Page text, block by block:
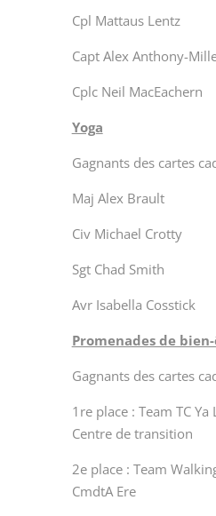
Cpl Mattaus Lentz
Capt Alex Anthony-
Cplc Neil MacEachern
Yoga
Gagnants des cartes
Maj Alex Brault
Civ Michael Crotty
Sgt Chad Smith
Avr Isabella Cosstick
Promenades de
Gagnants des cartes
1 replace : Team TC Ya
Centre de transition
2eplace : Team
CmdtA Ere